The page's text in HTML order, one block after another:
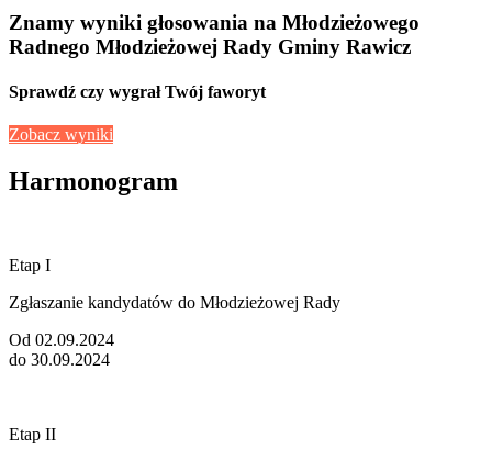
Znamy wyniki głosowania na Młodzieżowego
Radnego Młodzieżowej Rady Gminy Rawicz
Sprawdź czy wygrał Twój faworyt
Zobacz wyniki
Harmonogram
Etap I
Zgłaszanie kandydatów do Młodzieżowej Rady
Od 02.09.2024
do 30.09.2024
Etap II